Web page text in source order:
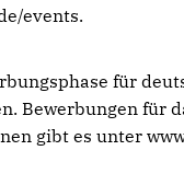
events.
für
Bewerbungen für
gibt es unter